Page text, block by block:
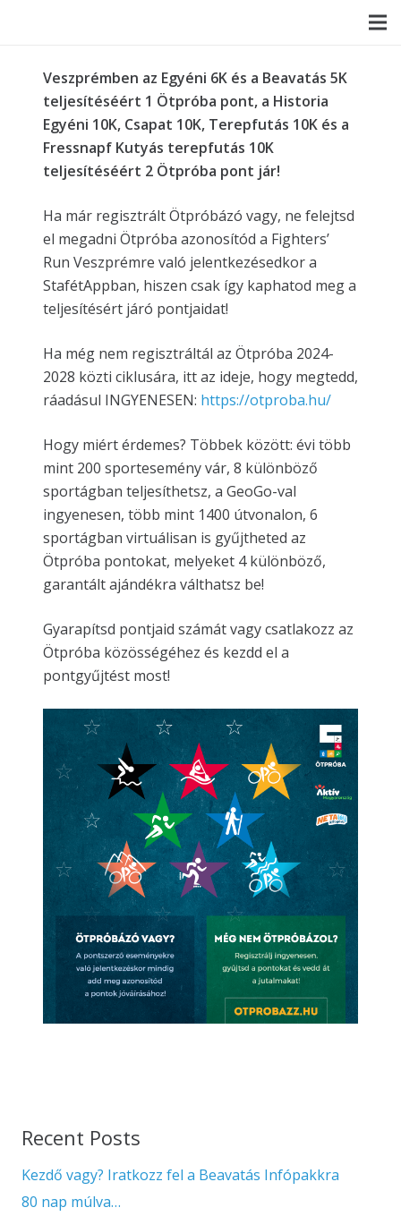
Veszprémben az Egyéni 6K és a Beavatás 5K
teljesítéséért 1 Ötpróba pont, a Historia
Egyéni 10K, Csapat 10K, Terepfutás 10K és a
Fressnapf Kutyás terepfutás 10K
teljesítéséért 2 Ötpróba pont jár!
Ha már regisztrált Ötpróbázó vagy, ne felejtsd
el megadni Ötpróba azonosítód a Fighters’
Run Veszprémre való jelentkezésedkor a
StafétAppban, hiszen csak így kaphatod meg a
teljesítésért járó pontjaidat!
Ha még nem regisztráltál az Ötpróba 2024-
2028 közti ciklusára, itt az ideje, hogy megtedd,
ráadásul INGYENESEN: https://otproba.hu/
Hogy miért érdemes? Többek között: évi több
mint 200 sportesemény vár, 8 különböző
sportágban teljesíthetsz, a GeoGo-val
ingyenesen, több mint 1400 útvonalon, 6
sportágban virtuálisan is gyűjtheted az
Ötpróba pontokat, melyeket 4 különböző,
garantált ajándékra válthatsz be!
Gyarapítsd pontjaid számát vagy csatlakozz az
Ötpróba közösségéhez és kezdd el a
pontgyűjtést most!
Recent Posts
Kezdő vagy? Iratkozz fel a Beavatás Infópakkra
80 nap múlva…